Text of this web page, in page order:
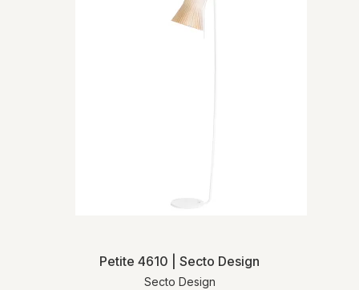
Petite 4610 | Secto Design
Secto Design